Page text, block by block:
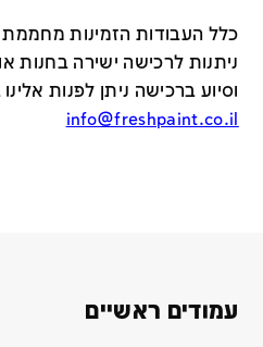
כלל העבודות הזמינות
ניתנות לרכישה ישירה בחנות
וסיוע ברכישה ניתן לפנות אלינו
info@freshpaint.co.il
עמודים ראשיים